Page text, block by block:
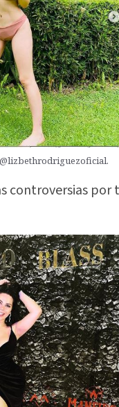
controversias